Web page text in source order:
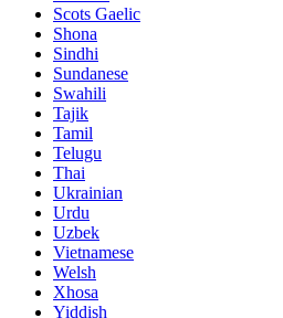
Scots Gaelic
Shona
Sindhi
Sundanese
Swahili
Tajik
Tamil
Telugu
Thai
Ukrainian
Urdu
Uzbek
Vietnamese
Welsh
Xhosa
Yiddish